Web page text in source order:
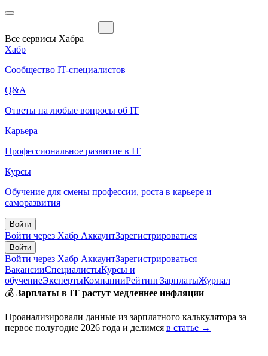
Все сервисы Хабра
Хабр
Сообщество IT-специалистов
Q&A
Ответы на любые вопросы об IT
Карьера
Профессиональное развитие в IT
Курсы
Обучение для смены профессии, роста в карьере и
саморазвития
Войти
Войти через Хабр АккаунтЗарегистрироваться
Войти
Войти через Хабр АккаунтЗарегистрироваться
ВакансииСпециалистыКурсы и
обучениеЭкспертыКомпанииРейтингЗарплатыЖурнал
💰 Зарплаты в IT растут медленнее инфляции
Проанализировали данные из зарплатного калькулятора за
первое полугодие 2026 года и делимся в статье →